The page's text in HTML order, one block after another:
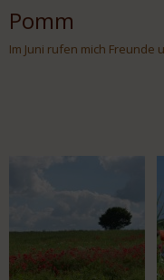
Pomm
Im Juni rufen mich Freunde